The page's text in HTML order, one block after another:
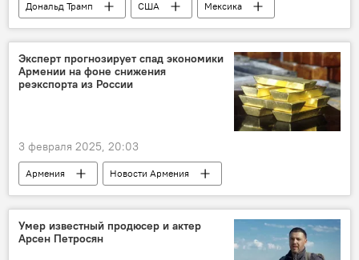
Дональд Трамп США
Мексика
В мире
Эксперт прогнозирует спад экономики
Армении на фоне снижения
реэкспорта из России
3 февраля 2025, 20:03
Армения
Новости Армения
Аналитика
Экономика
торговля
экономический рост
Умер известный продюсер и актер
Арсен Петросян